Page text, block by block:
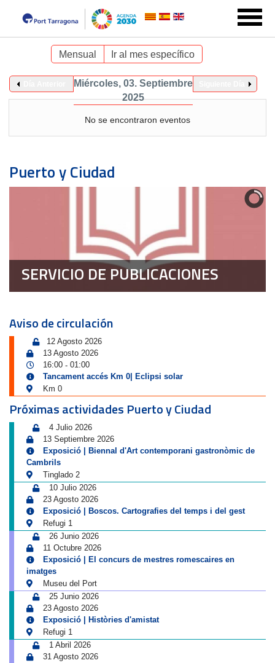
Mensual Ir al mes específico
Miércoles, 03. Septiembre
2025
No se encontraron eventos
Puerto y Ciudad
SERVICIO DE PUBLICACIONES
Aviso de circulación
12 Agosto 2026
13 Agosto 2026
16:00 - 01:00
Tancament accés Km 0| Eclipsi solar
Km 0
Próximas actividades Puerto y Ciudad
4 Julio 2026
13 Septiembre 2026
Exposició | Biennal d'Art contemporani gastronòmic de
Cambrils
Tinglado 2
10 Julio 2026
23 Agosto 2026
Exposició | Boscos. Cartografies del temps i del gest
Refugi 1
26 Junio 2026
11 Octubre 2026
Exposició | El concurs de mestres romescaires en
imatges
Museu del Port
25 Junio 2026
23 Agosto 2026
Exposició | Històries d'amistat
Refugi 1
1 Abril 2026
31 Agosto 2026